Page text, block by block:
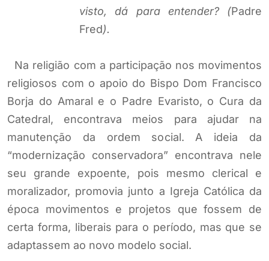
visto, dá para entender? (Padre
Fred).
Na religião com a participação nos movimentos
religiosos com o apoio do Bispo Dom Francisco
Borja do Amaral e o Padre Evaristo, o Cura da
Catedral, encontrava meios para ajudar na
manutenção da ordem social. A ideia da
“modernização conservadora” encontrava nele
seu grande expoente, pois mesmo clerical e
moralizador, promovia junto a Igreja Católica da
época movimentos e projetos que fossem de
certa forma, liberais para o período, mas que se
adaptassem ao novo modelo social.